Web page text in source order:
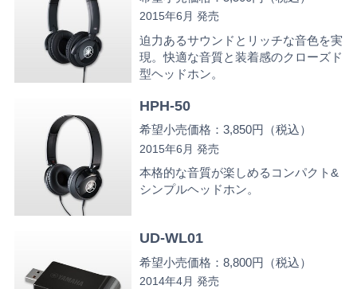
2015年6月 発売
迫力あるサウンドとリッチな音色を実
現。快適な音質と装着感のクローズド
型ヘッドホン。
HPH-50
希望小売価格：3,850円（税込）
2015年6月 発売
本格的な音質が楽しめるコンパクト&
シンプルヘッドホン。
UD-WL01
希望小売価格：8,800円（税込）
2014年4月 発売